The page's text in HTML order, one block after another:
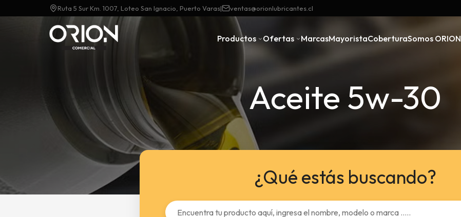
Ruta 5 Sur Km. 1007, Loteo San Ignacio, Puerto Varas| ventas@orionlubricantes.cl
Productos Ofertas MarcasMayoristaCoberturaSomos ORION
Aceite 5w-30
¿Qué estás buscando?